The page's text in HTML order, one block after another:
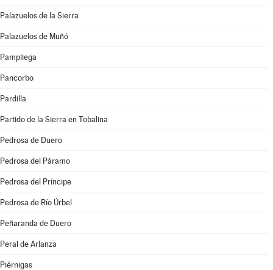
Palazuelos de la Sierra
Palazuelos de Muñó
Pampliega
Pancorbo
Pardilla
Partido de la Sierra en Tobalina
Pedrosa de Duero
Pedrosa del Páramo
Pedrosa del Príncipe
Pedrosa de Río Úrbel
Peñaranda de Duero
Peral de Arlanza
Piérnigas